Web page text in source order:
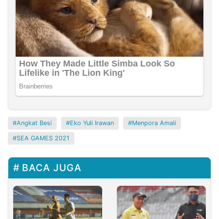
Angkat Besi Eko Yuli Irawan Menpora Amali
SEA GAMES 2021
BACA JUGA